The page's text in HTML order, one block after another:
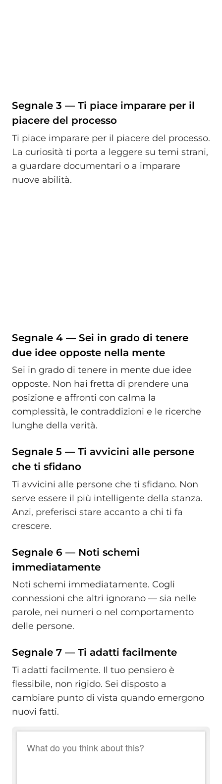
Segnale 3 — Ti piace imparare per il
piacere del processo
Ti piace imparare per il piacere del processo.
La curiosità ti porta a leggere su temi strani,
a guardare documentari o a imparare
nuove abilità.
Segnale 4 — Sei in grado di tenere
due idee opposte nella mente
Sei in grado di tenere in mente due idee
opposte. Non hai fretta di prendere una
posizione e affronti con calma la
complessità, le contraddizioni e le ricerche
lunghe della verità.
Segnale 5 — Ti avvicini alle persone
che ti sfidano
Ti avvicini alle persone che ti sfidano. Non
serve essere il più intelligente della stanza.
Anzi, preferisci stare accanto a chi ti fa
crescere.
Segnale 6 — Noti schemi
immediatamente
Noti schemi immediatamente. Cogli
connessioni che altri ignorano — sia nelle
parole, nei numeri o nel comportamento
delle persone.
Segnale 7 — Ti adatti facilmente
Ti adatti facilmente. Il tuo pensiero è
flessibile, non rigido. Sei disposto a
cambiare punto di vista quando emergono
nuovi fatti.